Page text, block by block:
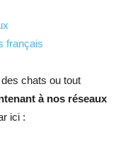
français
chats ou tout
à nos réseaux
ici :